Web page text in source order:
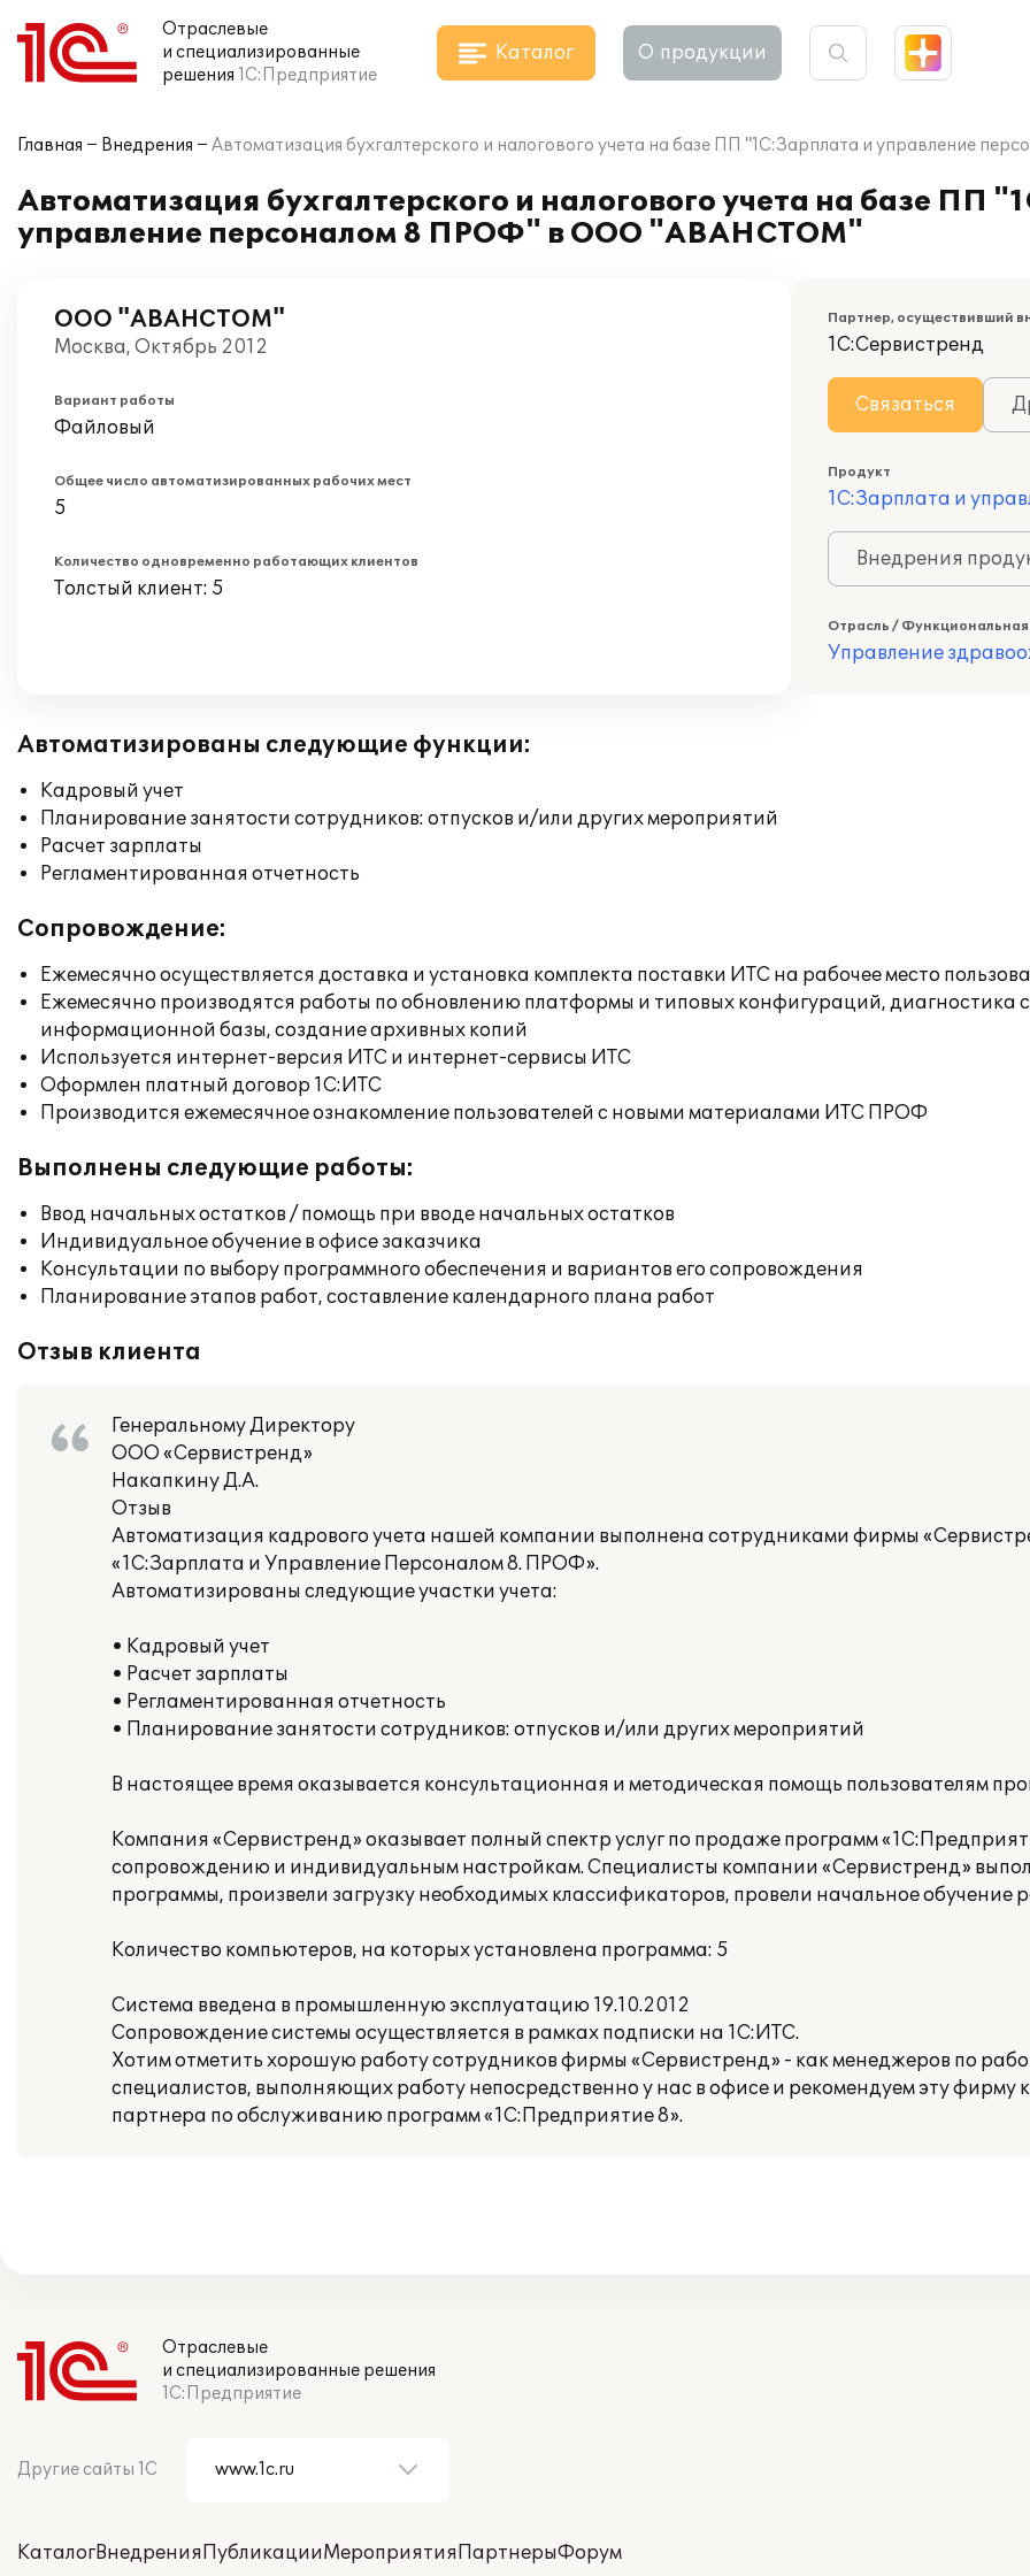
Отраслевые
и специализированные
решения 1С:Предприятие
Каталог О продукции
Главная Внедрения Автоматизация бухгалтерского и налогового учета на базе ПП "1С:Зарплата и управление
Автоматизация бухгалтерского и налогового учета на базе ПП
управление персоналом 8 ПРОФ" в ООО "АВАНСТОМ"
ООО "АВАНСТОМ"
Москва, Октябрь 2012
Вариант работы
Файловый
Общее число автоматизированных рабочих мест
5
Количество одновременно работающих клиентов
Толстый клиент: 5
Партнер, осуществивший
1С:Сервистренд
Связаться
Продукт
1С:Зарплата и
Внедрения
Отрасль / Функциональная
Управление
Автоматизированы следующие функции:
Кадровый учет
Планирование занятости сотрудников: отпусков и/или других мероприятий
Расчет зарплаты
Регламентированная отчетность
Сопровождение:
Ежемесячно осуществляется доставка и установка комплекта поставки ИТС на рабочее место
Ежемесячно производятся работы по обновлению платформы и типовых конфигураций, диагностика
информационной базы, создание архивных копий
Используется интернет-версия ИТС и интернет-сервисы ИТС
Оформлен платный договор 1С:ИТС
Производится ежемесячное ознакомление пользователей с новыми материалами ИТС ПРОФ
Выполнены следующие работы:
Ввод начальных остатков / помощь при вводе начальных остатков
Индивидуальное обучение в офисе заказчика
Консультации по выбору программного обеспечения и вариантов его сопровождения
Планирование этапов работ, составление календарного плана работ
Отзыв клиента
Генеральному Директору
ООО «Сервистренд»
Накапкину Д.А.
Отзыв
Автоматизация кадрового учета нашей компании выполнена сотрудниками фирмы
«1С:Зарплата и Управление Персоналом 8. ПРОФ».
Автоматизированы следующие участки учета:
• Кадровый учет
• Расчет зарплаты
• Регламентированная отчетность
• Планирование занятости сотрудников: отпусков и/или других мероприятий
В настоящее время оказывается консультационная и методическая помощь пользователям
Компания «Сервистренд» оказывает полный спектр услуг по продаже программ
сопровождению и индивидуальным настройкам. Специалисты компании «Сервистренд»
программы, произвели загрузку необходимых классификаторов, провели начальное обучение
Количество компьютеров, на которых установлена программа: 5
Система введена в промышленную эксплуатацию 19.10.2012
Сопровождение системы осуществляется в рамках подписки на 1С:ИТС.
Хотим отметить хорошую работу сотрудников фирмы «Сервистренд» - как менеджеров по
специалистов, выполняющих работу непосредственно у нас в офисе и рекомендуем эту фирму
партнера по обслуживанию программ «1С:Предприятие 8».
Отраслевые
и специализированные решения
1С:Предприятие
Другие сайты 1С
КаталогВнедренияПубликацииМероприятияПартнерыФорум